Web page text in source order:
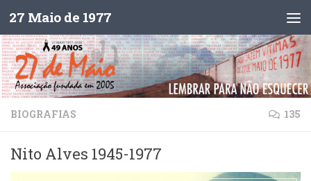
Skip to content
27 Maio de 1977
BIOGRAFIAS 135
Nito Alves 1945-1977